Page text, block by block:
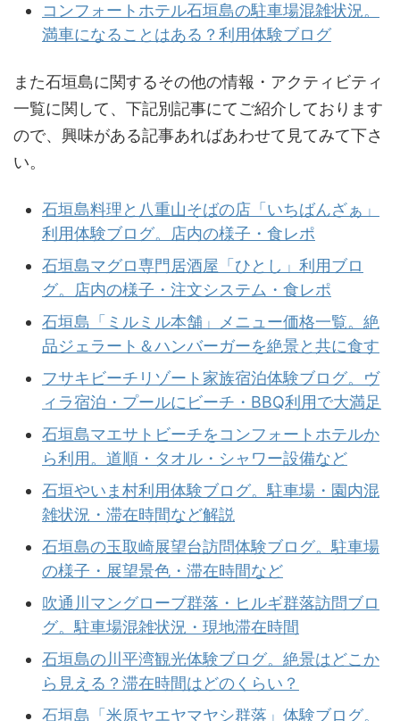
コンフォートホテル石垣島の駐車場混雑状況。
満車になることはある？利用体験ブログ
また石垣島に関するその他の情報・アクティビティ
一覧に関して、下記別記事にてご紹介しております
ので、興味がある記事あればあわせて見てみて下さ
い。
石垣島料理と八重山そばの店「いちばんざぁ」
利用体験ブログ。店内の様子・食レポ
石垣島マグロ専門居酒屋「ひとし」利用ブロ
グ。店内の様子・注文システム・食レポ
石垣島「ミルミル本舗」メニュー価格一覧。絶
品ジェラート＆ハンバーガーを絶景と共に食す
フサキビーチリゾート家族宿泊体験ブログ。ヴ
ィラ宿泊・プールにビーチ・BBQ利用で大満足
石垣島マエサトビーチをコンフォートホテルか
ら利用。道順・タオル・シャワー設備など
石垣やいま村利用体験ブログ。駐車場・園内混
雑状況・滞在時間など解説
石垣島の玉取崎展望台訪問体験ブログ。駐車場
の様子・展望景色・滞在時間など
吹通川マングローブ群落・ヒルギ群落訪問ブロ
グ。駐車場混雑状況・現地滞在時間
石垣島の川平湾観光体験ブログ。絶景はどこか
ら見える？滞在時間はどのくらい？
石垣島「米原ヤエヤマヤシ群落」体験ブログ。